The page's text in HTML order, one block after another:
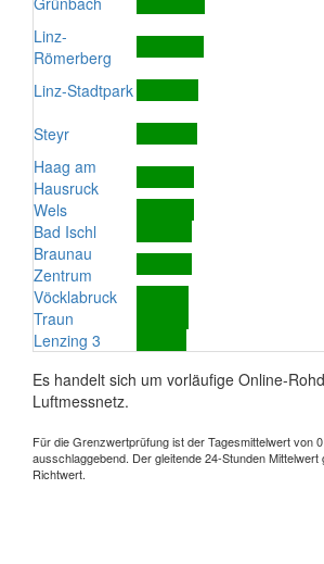
Linz-
Römerberg
Linz-Stadtpark
Steyr
Haag am
Hausruck
Wels
Bad Ischl
Braunau
Zentrum
Vöcklabruck
Traun
Lenzing 3
Es handelt sich um vorläufige Online-
Luftmessnetz.
Für die Grenzwertprüfung ist der Tagesmittelwert von
ausschlaggebend. Der gleitende 24-Stunden Mittelwert
Richtwert.